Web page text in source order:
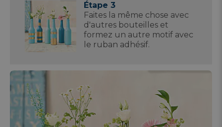
Étape 3
Faites la même chose avec
d'autres bouteilles et
formez un autre motif avec
le ruban adhésif.